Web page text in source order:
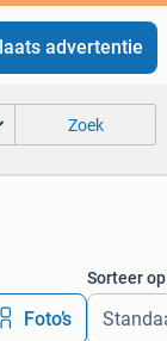
advertentie
Zoek
Foto’s
Sorteer op